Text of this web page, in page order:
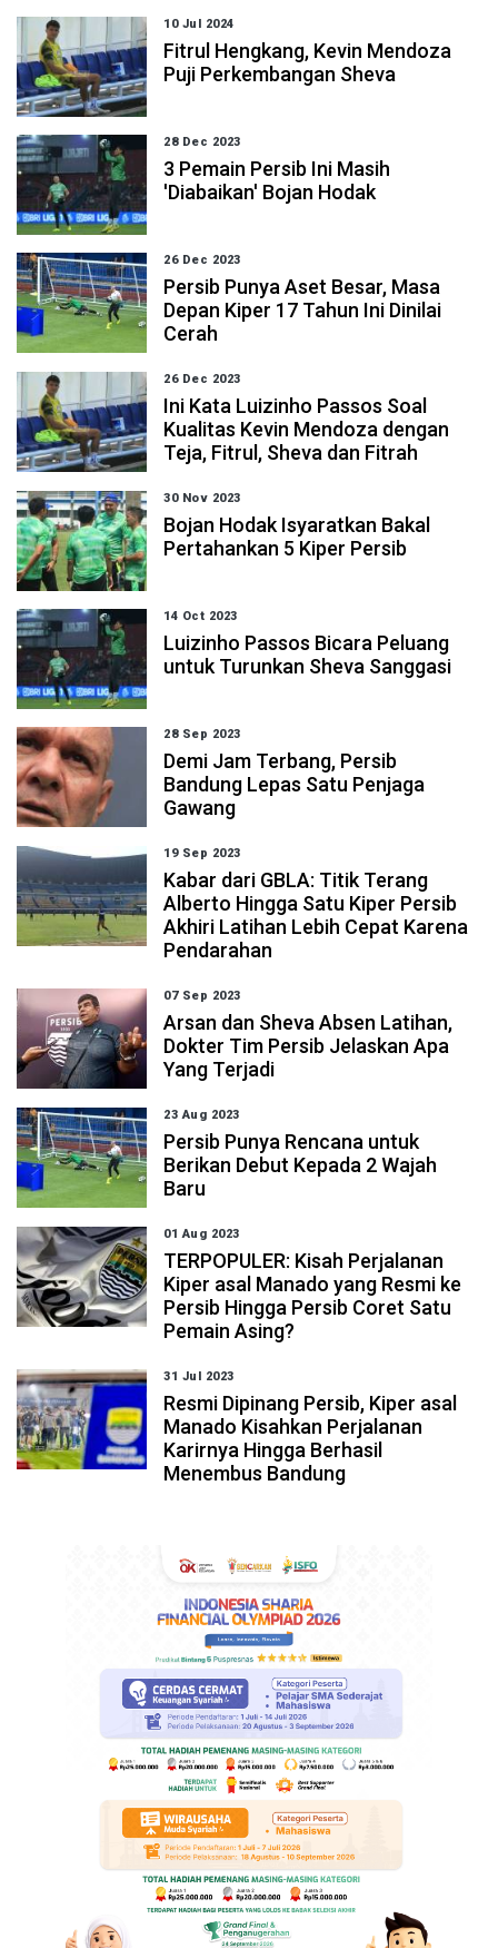
10 Jul 2024
Fitrul Hengkang, Kevin Mendoza
Puji Perkembangan Sheva
28 Dec 2023
3 Pemain Persib Ini Masih
'Diabaikan' Bojan Hodak
26 Dec 2023
Persib Punya Aset Besar, Masa
Depan Kiper 17 Tahun Ini Dinilai
Cerah
26 Dec 2023
Ini Kata Luizinho Passos Soal
Kualitas Kevin Mendoza dengan
Teja, Fitrul, Sheva dan Fitrah
30 Nov 2023
Bojan Hodak Isyaratkan Bakal
Pertahankan 5 Kiper Persib
14 Oct 2023
Luizinho Passos Bicara Peluang
untuk Turunkan Sheva Sanggasi
28 Sep 2023
Demi Jam Terbang, Persib
Bandung Lepas Satu Penjaga
Gawang
19 Sep 2023
Kabar dari GBLA: Titik Terang
Alberto Hingga Satu Kiper Persib
Akhiri Latihan Lebih Cepat Karena
Pendarahan
07 Sep 2023
Arsan dan Sheva Absen Latihan,
Dokter Tim Persib Jelaskan Apa
Yang Terjadi
23 Aug 2023
Persib Punya Rencana untuk
Berikan Debut Kepada 2 Wajah
Baru
01 Aug 2023
TERPOPULER: Kisah Perjalanan
Kiper asal Manado yang Resmi ke
Persib Hingga Persib Coret Satu
Pemain Asing?
31 Jul 2023
Resmi Dipinang Persib, Kiper asal
Manado Kisahkan Perjalanan
Karirnya Hingga Berhasil
Menembus Bandung